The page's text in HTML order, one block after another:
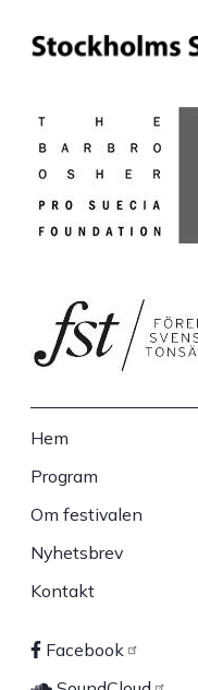
Sidfot
Hem
Program
Om festivalen
Nyhetsbrev
Kontakt
Facebook